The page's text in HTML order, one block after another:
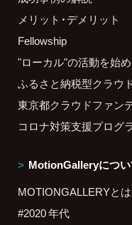
メリット・デメリット
Fellowship
"ローカル"の活動を始
ふるさと納税型クラウ
東京都クラウドファン
コロナ対策支援プログ
MotionGalleryにつ
MOTIONGALLERYとは
#2020 年代